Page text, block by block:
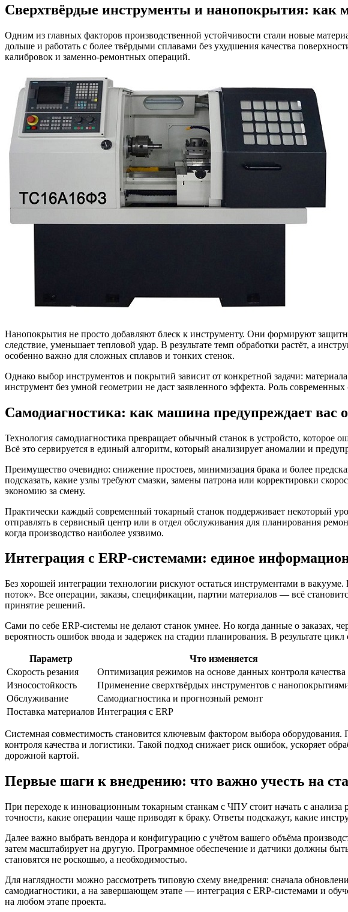
Сверхтвёрдые инструменты и нанопокрытия: как
Одним из главных факторов производственной устойчивости стали новые
дольше и работать с более твёрдыми сплавами без ухудшения качества
калибровок и заменно-ремонтных операций.
Нанопокрытия не просто добавляют блеск к инструменту. Они формируют
следствие, уменьшает тепловой удар. В результате темп обработки растёт, а
особенно важно для сложных сплавов и тонких стенок.
Однако выбор инструментов и покрытий зависит от конкретной задачи:
инструмент без умной геометрии не даст заявленного эффекта. Роль
Самодиагностика: как машина предупреждает вас
Технология самодиагностика превращает обычный станок в устройсто, которое
Всё это сервируется в единый алгоритм, который анализирует аномалии и
Преимущество очевидно: снижение простоев, минимизация брака и более
подсказать, какие узлы требуют смазки, замены патрона или корректировки
экономию за смену.
Практически каждый современный токарный станок поддерживает некоторый
отправлять в сервисный центр или в отдел обслуживания для планирования
когда производство наиболее уязвимо.
Интеграция с ERP-системами: единое
Без хорошей интеграции технологии рискуют остаться инструментами в
поток». Все операции, заказы, спецификации, партии материалов — всё
принятие решений.
Сами по себе ERP-системы не делают станок умнее. Но когда данные о заказах,
вероятность ошибок ввода и задержек на стадии планирования. В результате
Параметр Что изменяется
Скорость резания
Оптимизация режимов на основе данных контроля качества
Износостойкость
Применение сверхтвёрдых инструментов с
Обслуживание
Самодиагностика и прогнозный ремонт
Поставка материалов Интеграция с ERP
Системная совместимость становится ключевым фактором выбора
контроля качества и логистики. Такой подход снижает риск ошибок, ускоряет
дорожной картой.
Первые шаги к внедрению: что важно учесть на
При переходе к инновационным токарным станкам с ЧПУ стоит начать с анализа
точности, какие операции чаще приводят к браку. Ответы подскажут, какие
Далее важно выбрать вендора и конфигурацию с учётом вашего объёма
затем масштабирует на другую. Программное обеспечение и датчики должны
становятся не роскошью, а необходимостью.
Для наглядности можно рассмотреть типовую схему внедрения: сначала
самодиагностики, а на завершающем этапе — интеграция с ERP-системами и
на любом этапе проекта.